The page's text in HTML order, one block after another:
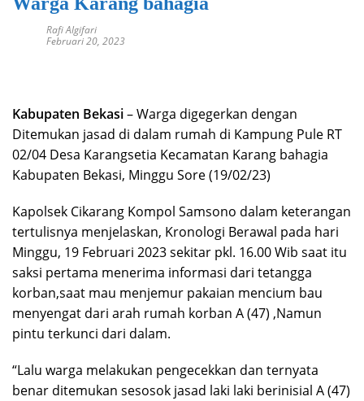
Rafi Algifari
Februari 20, 2023
Kabupaten Bekasi– Warga digegerkan dengan
Ditemukan jasad di dalam rumah di Kampung Pule RT
02/04 Desa Karangsetia Kecamatan Karang bahagia
Kabupaten Bekasi, Minggu Sore (19/02/23)
Kapolsek Cikarang Kompol Samsono dalam keterangan
tertulisnya menjelaskan, Kronologi Berawal pada hari
Minggu, 19 Februari 2023 sekitar pkl. 16.00 Wib saat itu
saksi pertama menerima informasi dari tetangga
korban,saat mau menjemur pakaian mencium bau
menyengat dari arah rumah korban A (47) ,Namun
pintu terkunci dari dalam.
“Lalu warga melakukan pengecekkan dan ternyata
benar ditemukan sesosok jasad laki laki berinisial A (47)